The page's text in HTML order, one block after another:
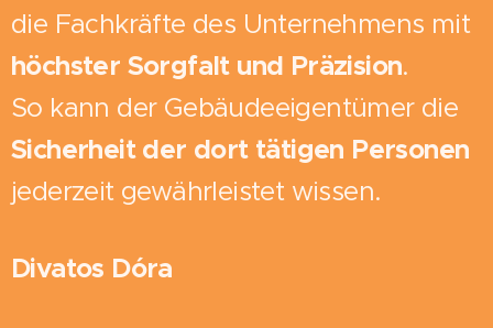
die Fachkräfte des Unternehmens mit
höchster Sorgfalt und Präzision.
So kann der Gebäudeeigentümer die
Sicherheit der dort tätigen Personen
jederzeit gewährleistet wissen.
Divatos Dóra